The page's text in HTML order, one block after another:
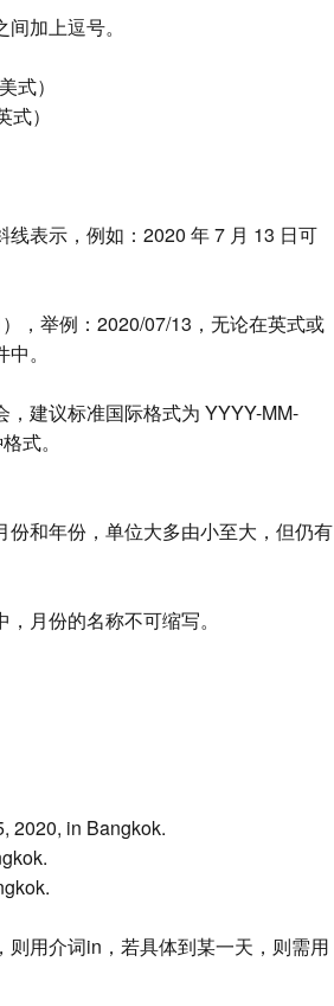
加上逗号。
式）
）
表示，例如：2020 年 7 月 13 日可
，举例：2020/07/13，无论在英式或
。
建议标准国际格式为 YYYY-MM-
式。
和年份，单位大多由小至大，但仍有
月份的名称不可缩写。
2020, in Bangkok.
用介词in，若具体到某一天，则需用